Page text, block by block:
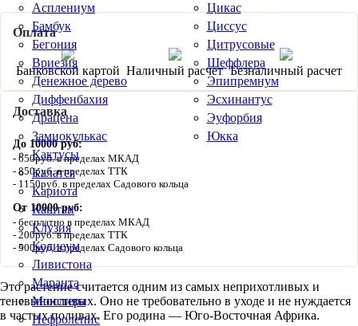
Асплениум
Бамбук
Бегония
Вриезия
Денежное дерево
Диффенбахия
Драцена
Замиокулькас
Кактусы
Калатея
Кариота
Каштан
Клузия
Кодиеум
Ливистона
Маранта
Монстера
Нефролепис
Цикас
Циссус
Цитрусовые
Шеффлера
Эпипремнум
Эсхинантус
Эуфорбия
Юкка
Оплата
Банковской картой Наличный расчет Безналичный расчет
Доставка
До 10000 руб:
650руб. в пределах МКАД
850руб. в пределах ТТК
1150руб. в пределах Садового кольца
От 10000 руб:
бесплатно в пределах МКАД
200руб. в пределах ТТК
500руб. в пределах Садового кольца
Это растение считается одним из самых неприхотливых и
теневыносливых. Оно не требовательно в уходе и не нуждается
в частых поливах. Его родина — Юго-Восточная Африка.